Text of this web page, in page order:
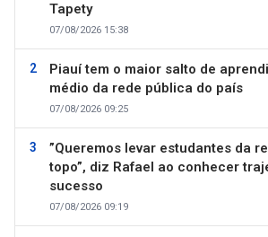
Tapety
07/08/2026 15:38
Piauí tem o maior salto de
médio da rede pública do país
07/08/2026 09:25
”Queremos levar estudantes da
topo”, diz Rafael ao conhecer
sucesso
07/08/2026 09:19